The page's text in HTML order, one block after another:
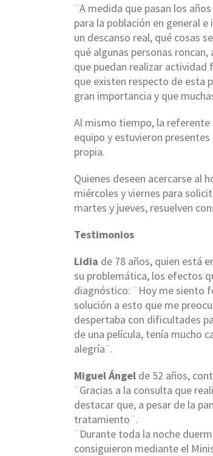
¨A medida que pasan los
para la población en general
un descanso real, qué cosas
qué algunas personas
que puedan realizar actividad
que existen respecto de esta
gran importancia y que
Al mismo tiempo, la referente
equipo y estuvieron
propia.
Quienes deseen acercarse al
miércoles y viernes para
martes y jueves, resuelven
Testimonios
Lidia de 78 años, quien está
su problemática, los efectos
diagnóstico: ¨Hoy me siento
solución a esto que me
despertaba con dificultades
de una película, tenía mucho
alegría¨.
Miguel Ángel de 52 años,
¨Gracias a la consulta que
destacar que, a pesar de la
tratamiento¨.
¨Durante toda la noche
consiguieron mediante el